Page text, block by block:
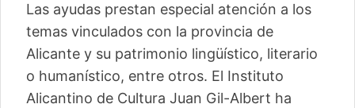
Las ayudas prestan especial atención a los
temas vinculados con la provincia de
Alicante y su patrimonio lingüístico, literario
o humanístico, entre otros. El Instituto
Alicantino de Cultura Juan Gil-Albert ha